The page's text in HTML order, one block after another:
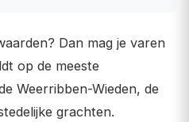
Dan mag je varen
op de meeste
Weerribben-Wieden, de
grachten.